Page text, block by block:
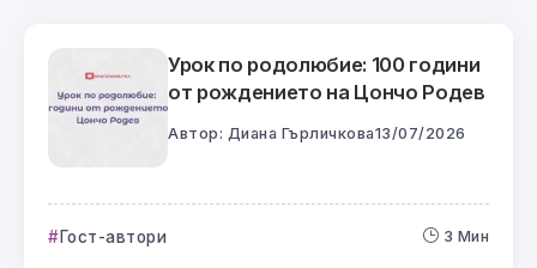
Урок по родолюбие: 100 години
от рождението на Цончо Родев
Автор: Диана Гърличкова13/07/2026
Гост-автори 3 Мин